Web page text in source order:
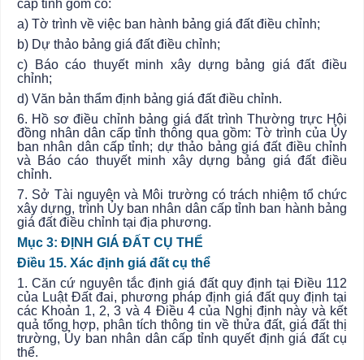
cấp tỉnh gồm có:
a) Tờ trình về việc ban hành bảng giá đất điều chỉnh;
b) Dự thảo bảng giá đất điều chỉnh;
c) Báo cáo thuyết minh xây dựng bảng giá đất điều
chỉnh;
d) Văn bản thẩm định bảng giá đất điều chỉnh.
6. Hồ sơ điều chỉnh bảng giá đất trình Thường trực Hội
đồng nhân dân cấp tỉnh thông qua gồm: Tờ trình của Ủy
ban nhân dân cấp tỉnh; dự thảo bảng giá đất điều chỉnh
và Báo cáo thuyết minh xây dựng bảng giá đất điều
chỉnh.
7. Sở Tài nguyên và Môi trường có trách nhiệm tổ chức
xây dựng, trình Ủy ban nhân dân cấp tỉnh ban hành bảng
giá đất điều chỉnh tại địa phương.
Mục 3: ĐỊNH GIÁ ĐẤT CỤ THỂ
Điều 15. Xác định giá đất cụ thể
1. Căn cứ nguyên tắc định giá đất quy định tại Điều 112
của Luật Đất đai, phương pháp định giá đấtquy định tại
các Khoản 1, 2, 3 và 4 Điều 4 của Nghị định này và kết
quả tổng hợp, phân tích thông tin về thửa đất, giá đất thị
trường, Ủy ban nhân dân cấp tỉnh quyết định giá đất cụ
thể.